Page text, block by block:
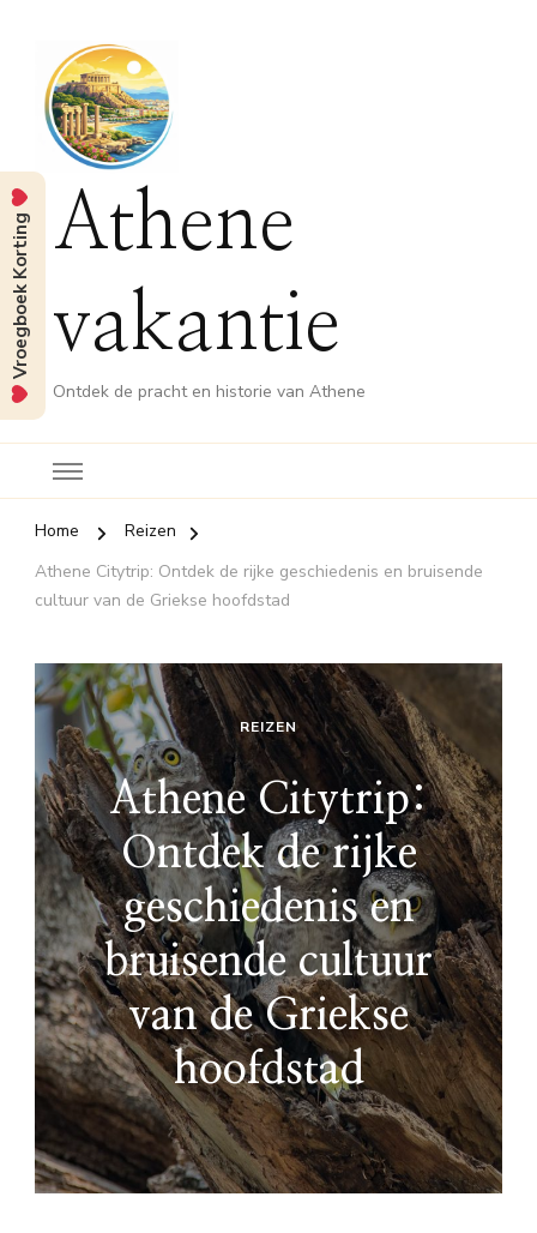
Athene
vakantie
Ontdek de pracht en historie van Athene
Home
Reizen
Athene Citytrip: Ontdek de rijke geschiedenis en bruisende
cultuur van de Griekse hoofdstad
REIZEN
Athene Citytrip:
Ontdek de rijke
geschiedenis en
bruisende cultuur
van de Griekse
hoofdstad
Vroegboek Korting